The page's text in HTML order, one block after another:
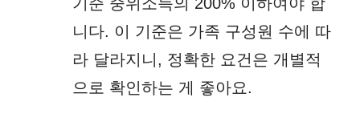
니다. 이 기준은 가족 구성원 수에 따
라 달라지니, 정확한 요건은 개별적
으로 확인하는 게 좋아요.